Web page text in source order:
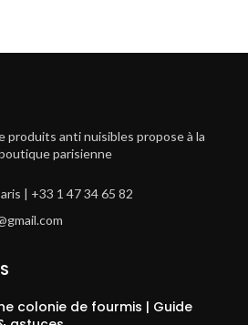
produits anti nuisibles propose à la
parisienne
| +33 1 47 34 65 82
colonie de fourmis | Guide